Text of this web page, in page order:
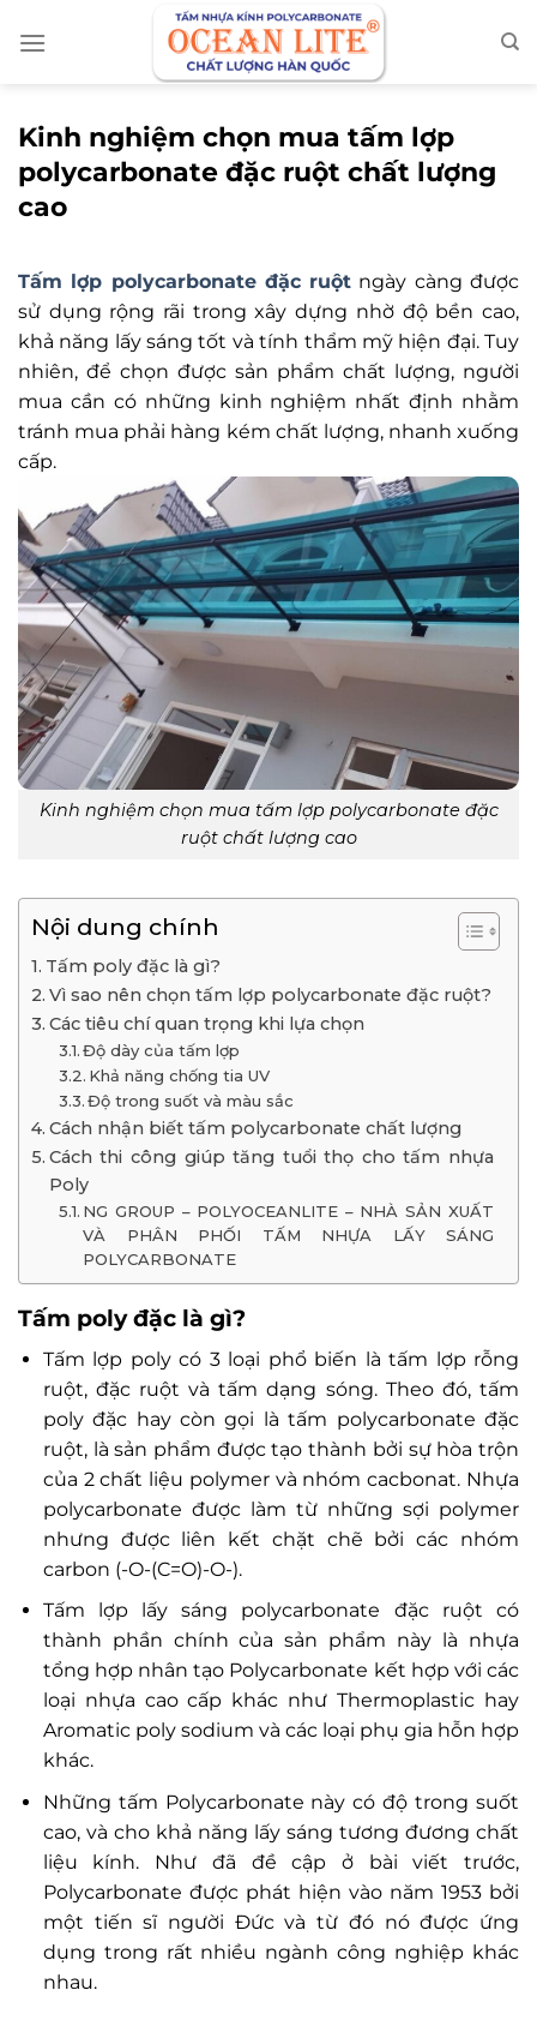
đến
Kinh nghiệm chọn mua tấm lợp
polycarbonate đặc ruột chất lượng
cao
Tấm lợp polycarbonate đặc ruột ngày càng được
sử dụng rộng rãi trong xây dựng nhờ độ bền cao,
khả năng lấy sáng tốt và tính thẩm mỹ hiện đại. Tuy
nhiên, để chọn được sản phẩm chất lượng, người
mua cần có những kinh nghiệm nhất định nhằm
tránh mua phải hàng kém chất lượng, nhanh xuống
cấp.
Kinh nghiệm chọn mua tấm lợp polycarbonate đặc
ruột chất lượng cao
Nội dung chính
Tấm poly đặc là gì?
Vì sao nên chọn tấm lợp polycarbonate đặc ruột?
Các tiêu chí quan trọng khi lựa chọn
Độ dày của tấm lợp
Khả năng chống tia UV
Độ trong suốt và màu sắc
Cách nhận biết tấm polycarbonate chất lượng
Cách thi công giúp tăng tuổi thọ cho tấm nhựa
Poly
NG GROUP – POLYOCEANLITE – NHÀ SẢN XUẤT
VÀ PHÂN PHỐI TẤM NHỰA LẤY SÁNG
POLYCARBONATE
Tấm poly đặc là gì?
Tấm lợp poly có 3 loại phổ biến là tấm lợp rỗng
ruột, đặc ruột và tấm dạng sóng. Theo đó, tấm
poly đặc hay còn gọi là tấm polycarbonate đặc
ruột, là sản phẩm được tạo thành bởi sự hòa trộn
của 2 chất liệu polymer và nhóm cacbonat. Nhựa
polycarbonate được làm từ những sợi polymer
nhưng được liên kết chặt chẽ bởi các nhóm
carbon (-O-(C=O)-O-).
Tấm lợp lấy sáng polycarbonate đặc ruột có
thành phần chính của sản phẩm này là nhựa
tổng hợp nhân tạo Polycarbonate kết hợp với các
loại nhựa cao cấp khác như Thermoplastic hay
Aromatic poly sodium và các loại phụ gia hỗn hợp
khác.
Những tấm Polycarbonate này có độ trong suốt
cao, và cho khả năng lấy sáng tương đương chất
liệu kính. Như đã đề cập ở bài viết trước,
Polycarbonate được phát hiện vào năm 1953 bởi
một tiến sĩ người Đức và từ đó nó được ứng
dụng trong rất nhiều ngành công nghiệp khác
nhau.